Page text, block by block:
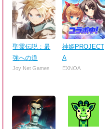
聖霊伝説：最
強への道
Joy Net Games
神姫PROJECT
A
EXNOA